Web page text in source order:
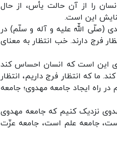
را از آن حالت یأس، از حال
این است.
(صلّی اللّه علیه و آله و سلّم) در
فرج دارند. خب انتظار به معنای
این است که انسان احساس کند
ما که انتظار فرج داریم، انتظار
در راه ایجاد جامعه‌ مهدوی؛ جامعه‌
نزدیک کنیم که جامعه‌ مهدوی
جامعه‌ علم است، جامعه‌ عزّت